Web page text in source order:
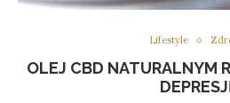
Lifestyle
OLEJ CBD NATURALNYM